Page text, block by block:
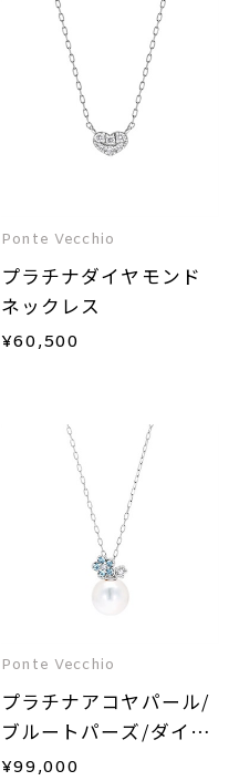
Ponte Vecchio
プラチナダイヤモンド
ネックレス
¥60,500
Ponte Vecchio
プラチナアコヤパール/
ブルートパーズ/ダイヤ
モンドネックレス
¥99,000